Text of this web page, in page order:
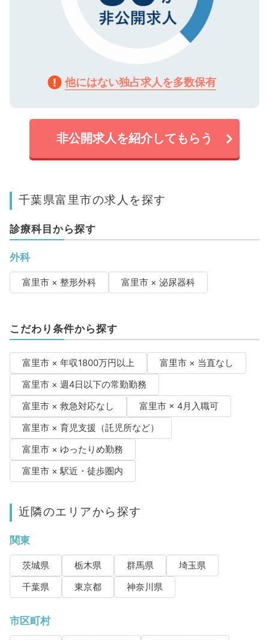
他にはない独占求人を多数保有
非公開求人を紹介してもらう
千葉県富里市の求人を探す
診療科目から探す
外科
富里市 × 整形外科 富里市 × 泌尿器科
こだわり条件から探す
富里市 × 年収1800万円以上
富里市 × 当直なし
富里市 × 週4日以下の常勤勤務
富里市 × 救急対応なし
富里市 × 4月入職可
富里市 × 育児支援（託児所など）
富里市 × ゆったりめ勤務
富里市 × 駅近・徒歩圏内
近隣のエリアから探す
関東
茨城県 栃木県 群馬県
埼玉県
千葉県
東京都 神奈川県
市区町村